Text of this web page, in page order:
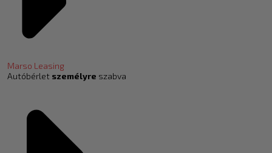
Marso Leasing
Autóbérlet személyre szabva